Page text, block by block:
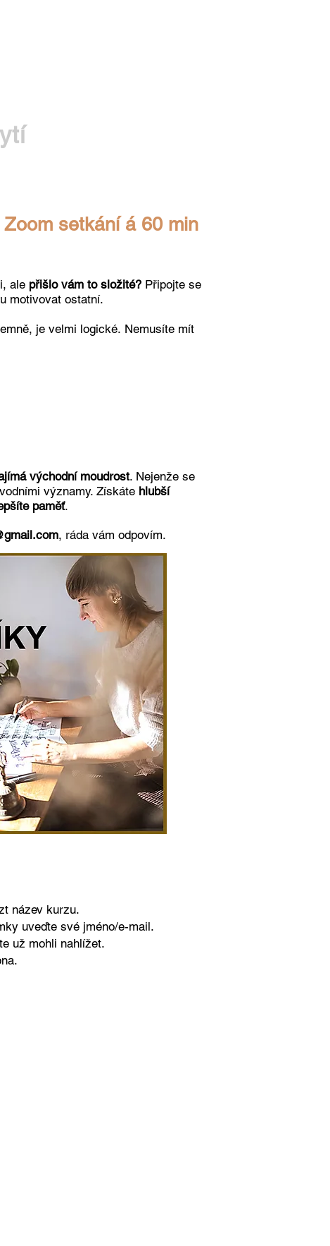
ale přišlo vám to složité? Připojte se
motivovat ostatní.
je velmi logické. Nemusíte mít
východní moudrost. Nejenže se
významy. Získáte hlubší
paměť.
, ráda vám odpovím.
setkání á 60 min
název kurzu.
uveďte své jméno/e-mail.
už mohli nahlížet.